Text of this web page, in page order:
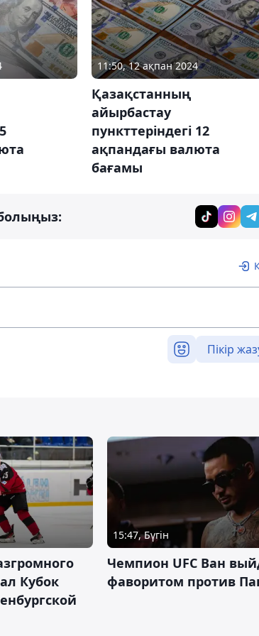
11:50, 12 ақпан 2024
Қазақстанның
айырбастау
пункттеріндегі 12
ақпандағы валюта
бағамы
Пікір
Кубок
15:47, Бүгін
Чемпион UFC Ван
фаворитом против